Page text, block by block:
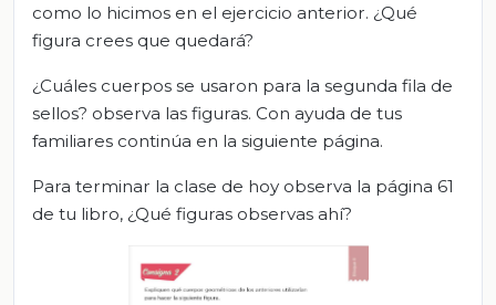
como lo hicimos en el ejercicio anterior. ¿Qué
figura crees que quedará?
¿Cuáles cuerpos se usaron para la segunda fila de
sellos? observa las figuras. Con ayuda de tus
familiares continúa en la siguiente página.
Para terminar la clase de hoy observa la página 61
de tu libro, ¿Qué figuras observas ahí?